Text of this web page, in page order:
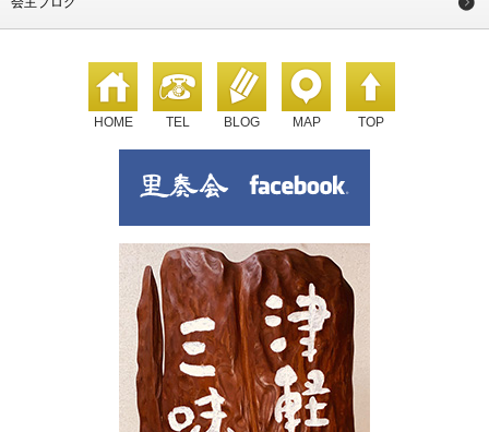
HOME TEL BLOG MAP TOP